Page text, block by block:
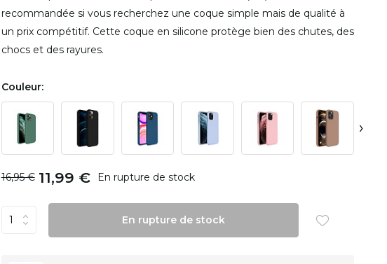
recommandée si vous recherchez une coque simple mais de qualité à
un prix compétitif. Cette coque en silicone protège bien des chutes, des
chocs et des rayures.
Couleur:
›
16,95 € 11,99 € En rupture de stock
En rupture de stock